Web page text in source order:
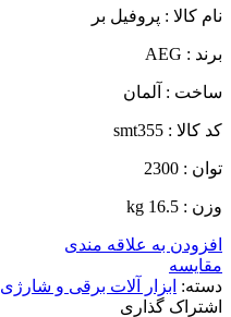
نام کالا : پروفیل بر
برند : AEG
ساخت : آلمان
کد کالا : smt355
توان : 2300
وزن : 16.5 kg
افزودن به علاقه مندی
مقایسه
دسته: ابزار آلات برقی و شارژی
اشتراک گذاری